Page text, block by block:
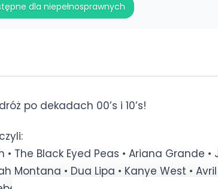
dla niepełnosprawnych
po dekadach 00’s i 10’s!
• The Black Eyed Peas • Ariana Grande •
Montana • Dua Lipa • Kanye West •